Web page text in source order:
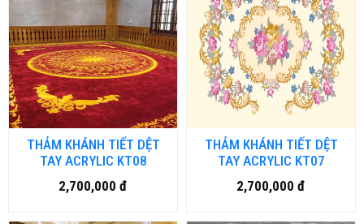
THẢM KHÁNH TIẾT DỆT
TAY ACRYLIC KT08
2,700,000 đ
THẢM KHÁNH TIẾT DỆT
TAY ACRYLIC KT07
2,700,000 đ